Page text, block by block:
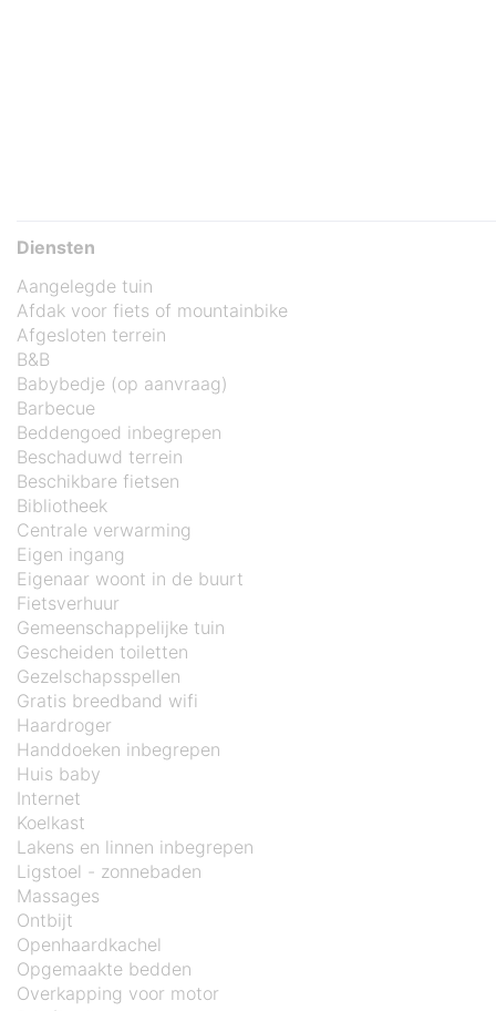
Diensten
Aangelegde tuin
Afdak voor fiets of mountainbike
Afgesloten terrein
B&B
Babybedje (op aanvraag)
Barbecue
Beddengoed inbegrepen
Beschaduwd terrein
Beschikbare fietsen
Bibliotheek
Centrale verwarming
Eigen ingang
Eigenaar woont in de buurt
Fietsverhuur
Gemeenschappelijke tuin
Gescheiden toiletten
Gezelschapsspellen
Gratis breedband wifi
Haardroger
Handdoeken inbegrepen
Huis baby
Internet
Koelkast
Lakens en linnen inbegrepen
Ligstoel - zonnebaden
Massages
Ontbijt
Openhaardkachel
Opgemaakte bedden
Overkapping voor motor